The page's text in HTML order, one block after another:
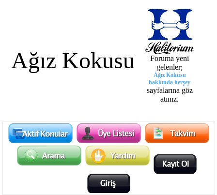
Ağız Kokusu
Foruma yeni
gelenler;
Ağız Kokusu
hakkında herşey
sayfalarına göz
atınız.